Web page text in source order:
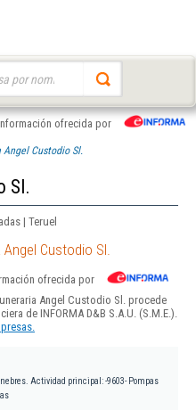
ofrecida por
Angel Custodio Sl.
Sl.
| Teruel
Custodio Sl.
ofrecida por
Angel Custodio Sl. procede
de INFORMA D&B S.A.U. (S.M.E.).
Actividad principal: -9603- Pompas